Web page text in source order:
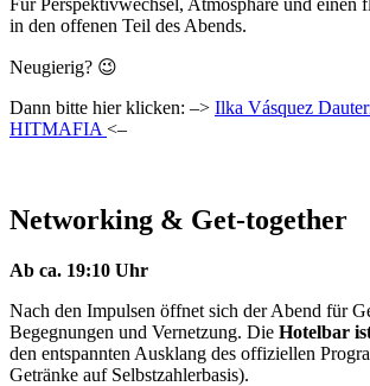
Für Perspektivwechsel, Atmosphäre und einen
in den offenen Teil des Abends.
Neugierig? 😉
Dann bitte hier klicken: –> Ilka Vásquez
HITMAFIA <–
Networking & Get-together
Ab ca. 19:10 Uhr
Nach den Impulsen öffnet sich der Abend für
Begegnungen und Vernetzung. Die Hotelbar
den entspannten Ausklang des offiziellen
Getränke auf Selbstzahlerbasis).